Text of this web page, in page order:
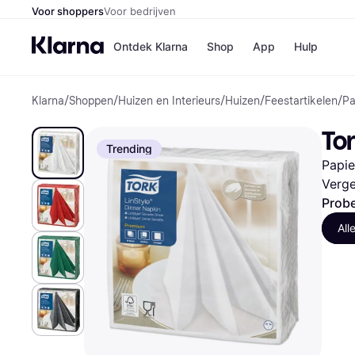
Voor shoppersVoor bedrijven
Ontdek Klarna Shop
Winkels
Bol
H&M
App Hulp
Klarna/Shoppen/Huizen en Interieurs/Huizen/Feestartikelen/
Trending